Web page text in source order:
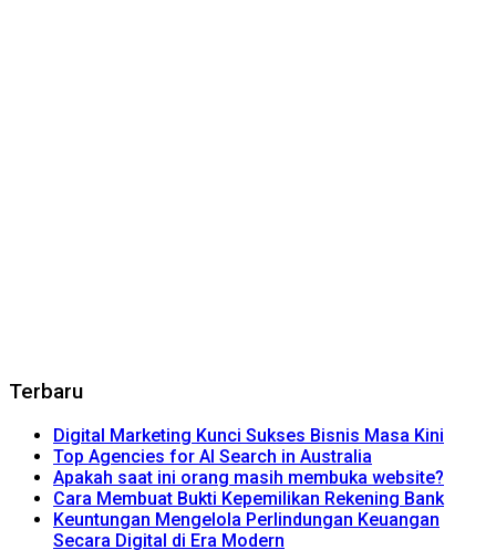
Terbaru
Digital Marketing Kunci Sukses Bisnis Masa Kini
Top Agencies for AI Search in Australia
Apakah saat ini orang masih membuka website?
Cara Membuat Bukti Kepemilikan Rekening Bank
Keuntungan Mengelola Perlindungan Keuangan
Secara Digital di Era Modern